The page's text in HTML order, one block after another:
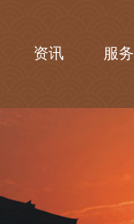
资讯 服务